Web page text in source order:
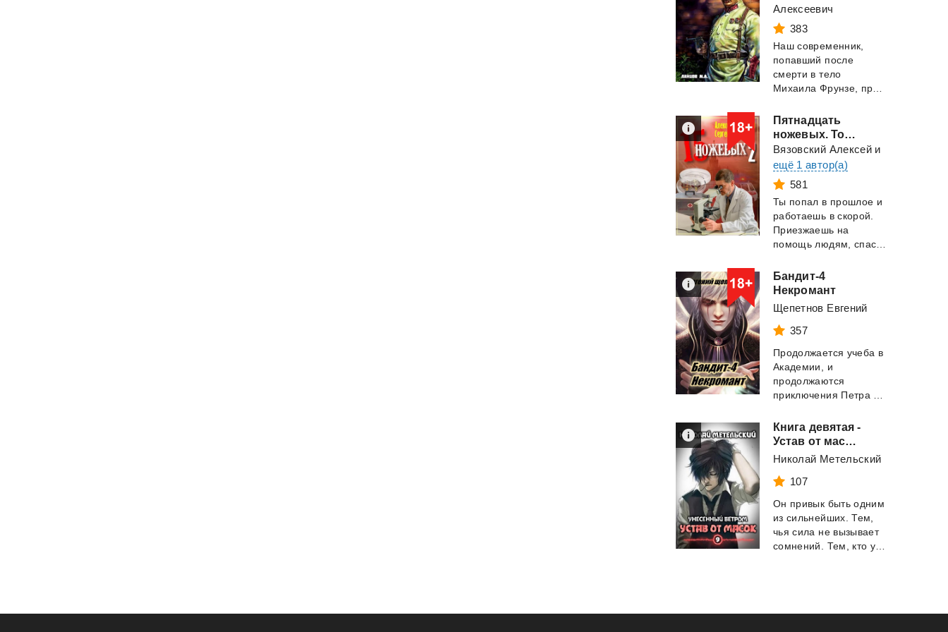
Алексеевич
383
Наш современник,
попавший после
смерти в тело
Пятнадцать
ножевых. Том 2
Вязовский Алексейи
ещё 1 автор(а)
581
Ты попал в прошлое и
работаешь в скорой.
Приезжаешь на
Бандит-4
Некромант
Щепетнов Евгений
357
Продолжается учеба в
Академии, и
продолжаются
Книга девятая -
Устав от масок (Маски 9)
Николай Метельский
107
Он привык быть одним
из сильнейших. Тем,
чья сила не вызывает